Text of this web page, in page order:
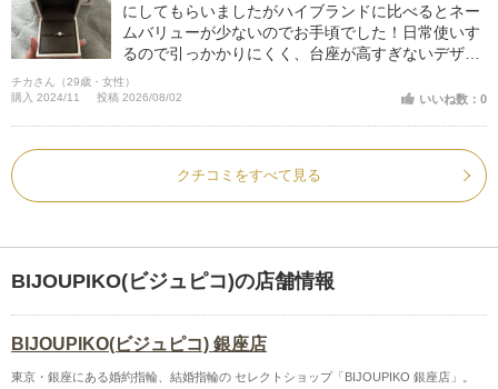
にしてもらいましたがハイブランドに比べるとネー
ムバリューが少ないのでお手頃でした！日常使いす
るので引っかかりにくく、台座が高すぎないデザイ
ンです！ヘイローデザインは流行り廃れもなく歳を
とっても程よいボリューム感があるので選んで良か
チカさん（29歳・女性）
購入 2024/11
投稿 2026/08/02 いいね数：0
クチコミをすべて見る
BIJOUPIKO(ビジュピコ)の店舗情報
BIJOUPIKO(ビジュピコ) 銀座店
東京・銀座にある婚約指輪、結婚指輪の セレクトショップ「BIJOUPIKO 銀座店」。